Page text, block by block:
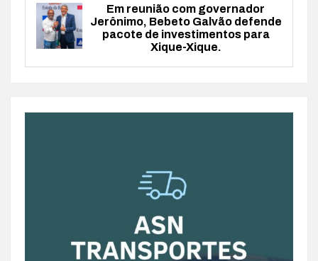
Em reunião com governador
Jerônimo, Bebeto Galvão defende
pacote de investimentos para
Xique-Xique.